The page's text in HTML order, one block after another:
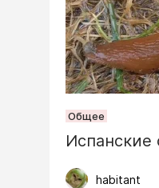
Общее
Испанские
habitant